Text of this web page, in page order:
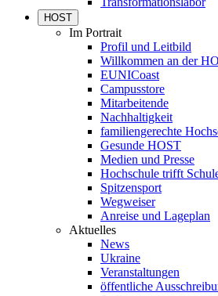
HOST
Im Portrait
Profil und Leitbild
Willkommen an der
EUNICoast
Campusstore
Mitarbeitende
Nachhaltigkeit
familiengerechte
Gesunde HOST
Medien und Presse
Hochschule trifft
Spitzensport
Wegweiser
Anreise und Lageplan
Aktuelles
News
Ukraine
Veranstaltungen
öffentliche